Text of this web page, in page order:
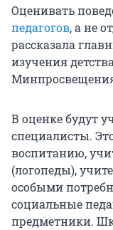
Оценивать
педагогов, а не
рассказала
изучения
В оценке будут
специалисты.
воспитанию,
(логопеды),
особыми
социальные
предметники.